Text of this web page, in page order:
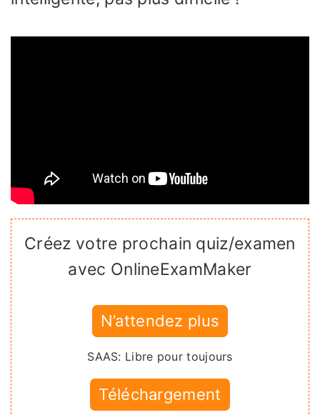
Créez votre prochain quiz/examen
avec OnlineExamMaker
N’attendez plus
SAAS: Libre pour toujours
Téléchargement